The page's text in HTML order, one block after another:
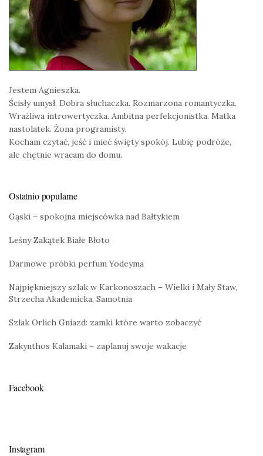
Jestem Agnieszka.
Ścisły umysł. Dobra słuchaczka. Rozmarzona romantyczka.
Wrażliwa introwertyczka. Ambitna perfekcjonistka. Matka
nastolatek. Żona programisty.
Kocham czytać, jeść i mieć święty spokój. Lubię podróże,
ale chętnie wracam do domu.
Ostatnio popularne
Gąski – spokojna miejscówka nad Bałtykiem
Leśny Zakątek Białe Błoto
Darmowe próbki perfum Yodeyma
Najpiękniejszy szlak w Karkonoszach – Wielki i Mały Staw,
Strzecha Akademicka, Samotnia
Szlak Orlich Gniazd: zamki które warto zobaczyć
Zakynthos Kalamaki – zaplanuj swoje wakacje
Facebook
Instagram